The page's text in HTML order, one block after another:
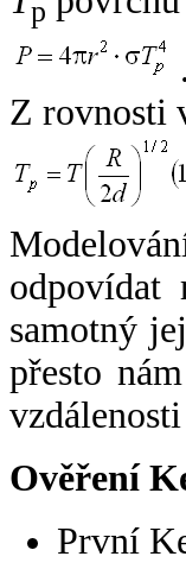
p
.
Z rovnosti
odpovídat
samotný
přesto
Ověření
První